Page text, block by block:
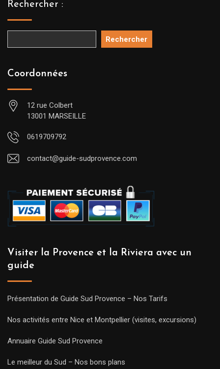
Rechercher :
Rechercher
Coordonnées
12 rue Colbert
13001 MARSEILLE
0619709792
contact@guide-sudprovence.com
Visiter la Provence et la Riviera avec un
guide
Présentation de Guide Sud Provence – Nos Tarifs
Nos activités entre Nice et Montpellier (visites, excursions)
Annuaire Guide Sud Provence
Le meilleur du Sud – Nos bons plans